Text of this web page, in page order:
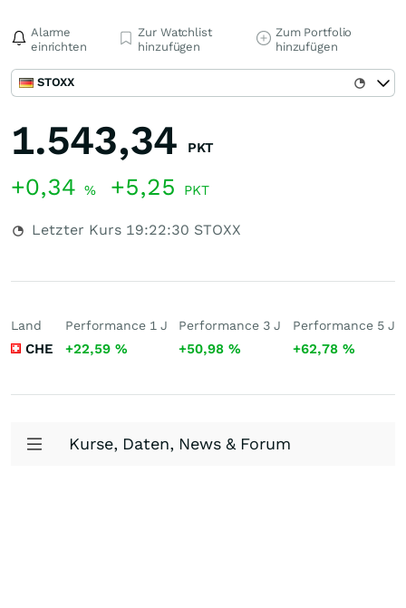
Alarme
einrichten
Zur Watchlist
hinzufügen
Zum Portfolio
hinzufügen
STOXX
1.543,34 PKT
+0,34 % +5,25 PKT
Letzter Kurs 19:22:30 STOXX
Land
CHE
Performance 1 J
+22,59 %
Performance 3 J
+50,98%
Performance 5 J
+62,78 %
Kurse, Daten, News & Forum